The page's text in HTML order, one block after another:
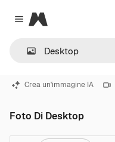
Close menu
Magnific
Crea un'immagine IA
Foto Di Desktop